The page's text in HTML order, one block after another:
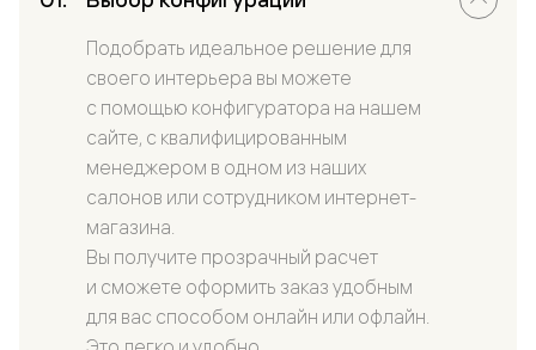
Подобрать идеальное решение для
своего интерьера вы можете
с помощью конфигуратора на нашем
сайте, с квалифицированным
менеджером в одном из наших
салонов или сотрудником интернет-
магазина.
Вы получите прозрачный расчет
и сможете оформить заказ удобным
для вас способом онлайн или офлайн.